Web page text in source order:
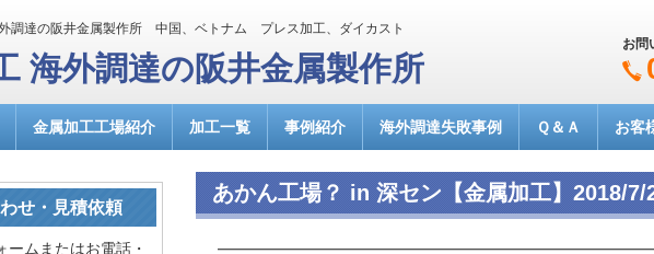
調達の阪井金属製作所 中国、ベトナム プレス加工、ダイカスト
海外調達の阪井金属製作所
お問
金属加工工場紹介 加工一覧 事例紹介 海外調達失敗事例 Ｑ＆Ａ お客
あかん工場？ in 深セン【金属加工】2018/7/
せ・見積依頼
ームまたはお電話・